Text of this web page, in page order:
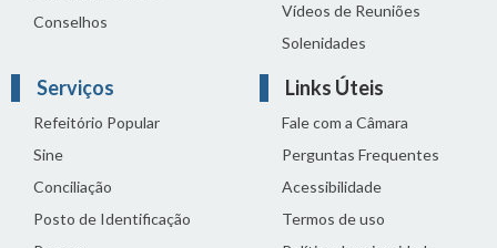
Conselhos
Vídeos de Reuniões
Solenidades
Serviços
Refeitório Popular
Sine
Conciliação
Posto de Identificação
Links Úteis
Fale com a Câmara
Perguntas Frequentes
Acessibilidade
Termos de uso